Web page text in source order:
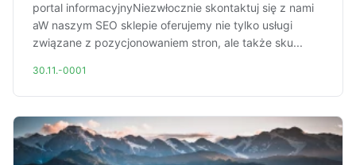
portal informacyjnyNiezwłocznie skontaktuj się z nami
aW naszym SEO sklepie oferujemy nie tylko usługi
związane z pozycjonowaniem stron, ale także sku...
30.11.-0001